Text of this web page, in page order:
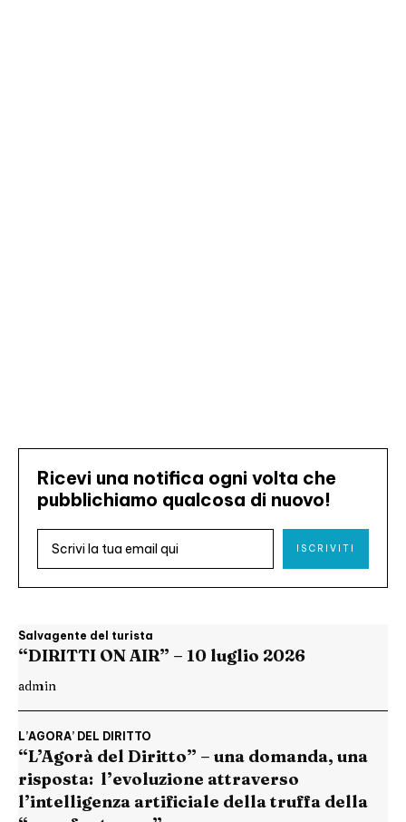
Ricevi una notifica ogni volta che
pubblichiamo qualcosa di nuovo!
ISCRIVITI
Salvagente del turista
“DIRITTI ON AIR” – 10 luglio 2026
admin
L’AGORA’ DEL DIRITTO
“L’Agorà del Diritto” – una domanda, una
risposta: l’evoluzione attraverso
l’intelligenza artificiale della truffa della